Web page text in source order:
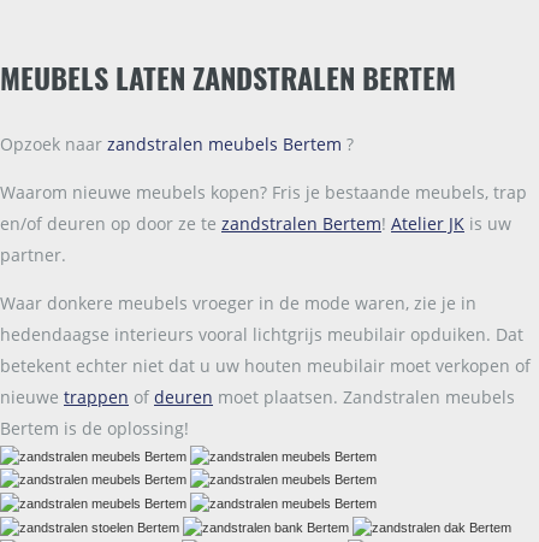
MEUBELS LATEN ZANDSTRALEN BERTEM
Opzoek naar zandstralen meubels Bertem ?
Waarom nieuwe meubels kopen? Fris je bestaande meubels, trap
en/of deuren op door ze te zandstralen Bertem! Atelier JK is uw
partner.
Waar donkere meubels vroeger in de mode waren, zie je in
hedendaagse interieurs vooral lichtgrijs meubilair opduiken. Dat
betekent echter niet dat u uw houten meubilair moet verkopen of
nieuwe trappen of deuren moet plaatsen. Zandstralen meubels
Bertem is de oplossing!